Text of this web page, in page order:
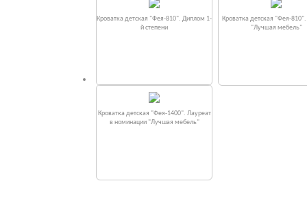
Кроватка детская "Фея-810". Диплом 1-
й степени
Кроватка детская "Фея-
"Лучшая мебель"
Кроватка детская "Фея-1400". Лауреат
в номинации "Лучшая мебель"